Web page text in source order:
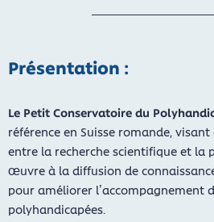
Présentation :
Le Petit Conservatoire du
référence en Suisse romande,
entre la recherche scientifique et la
œuvre à la diffusion de
pour améliorer l’accompagnement
polyhandicapées.